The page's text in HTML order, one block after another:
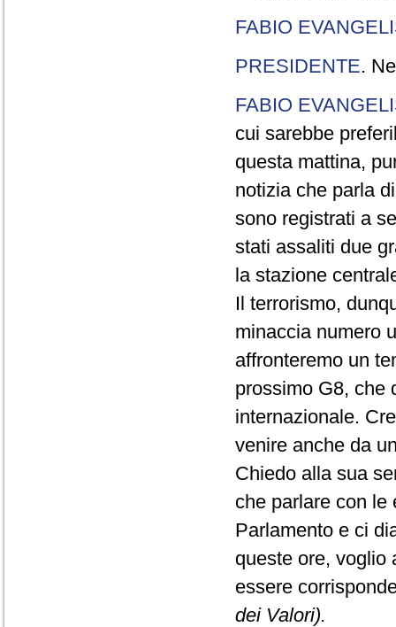
FABIO
PRESIDENTE.
FABIO
cui sarebbe
questa mattina,
notizia che parla
sono registrati a
stati assaliti due
la stazione
Il terrorismo,
minaccia numero
affronteremo un
prossimo G8, che
internazionale.
venire anche da
Chiedo alla sua
che parlare con le
Parlamento e ci
queste ore, voglio
essere
dei Valori).